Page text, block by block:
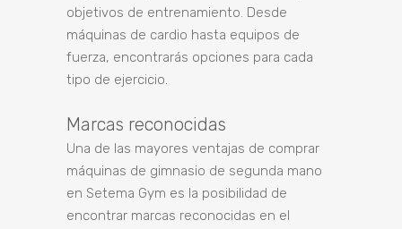
objetivos de entrenamiento. Desde
máquinas de cardio hasta equipos de
fuerza, encontrarás opciones para cada
tipo de ejercicio.
Marcas reconocidas
Una de las mayores ventajas de comprar
máquinas de gimnasio de segunda mano
en Setema Gym es la posibilidad de
encontrar marcas reconocidas en el